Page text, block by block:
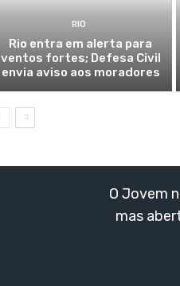
RIO
Rio entra em alerta para
ventos fortes; Defesa Civil
envia aviso aos moradores
O Jovem
mas